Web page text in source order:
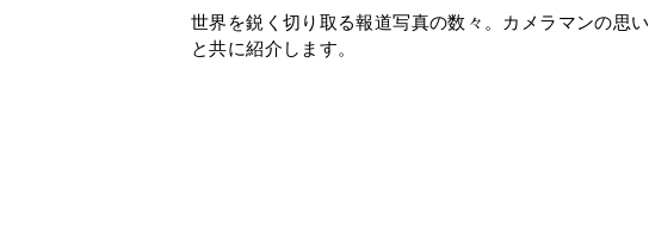
世界を鋭く切り取る報道写真の数々。カメラマンの思い
と共に紹介します。